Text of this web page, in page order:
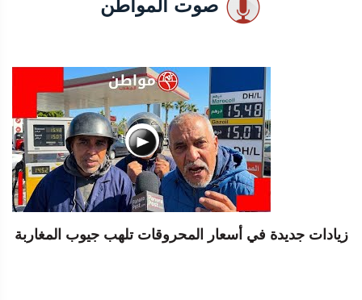
صوت المواطن
زيادات جديدة في أسعار المحروقات تلهب جيوب المغاربة